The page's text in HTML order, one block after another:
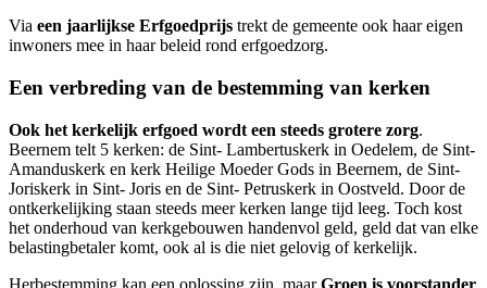
Via een jaarlijkse Erfgoedprijs trekt de gemeente ook haar eigen
inwoners mee in haar beleid rond erfgoedzorg.
Een verbreding van de bestemming van kerken
Ook het kerkelijk erfgoed wordt een steeds grotere zorg.
Beernem telt 5 kerken: de Sint- Lambertuskerk in Oedelem, de Sint-
Amanduskerk en kerk Heilige Moeder Gods in Beernem, de Sint-
Joriskerk in Sint- Joris en de Sint- Petruskerk in Oostveld. Door de
ontkerkelijking staan steeds meer kerken lange tijd leeg. Toch kost
het onderhoud van kerkgebouwen handenvol geld, geld dat van elke
belastingbetaler komt, ook al is die niet gelovig of kerkelijk.
Herbestemming kan een oplossing zijn, maarGroen is voorstander